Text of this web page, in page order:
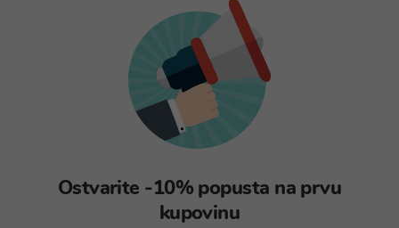
Ostvarite -10% popusta na prvu
kupovinu